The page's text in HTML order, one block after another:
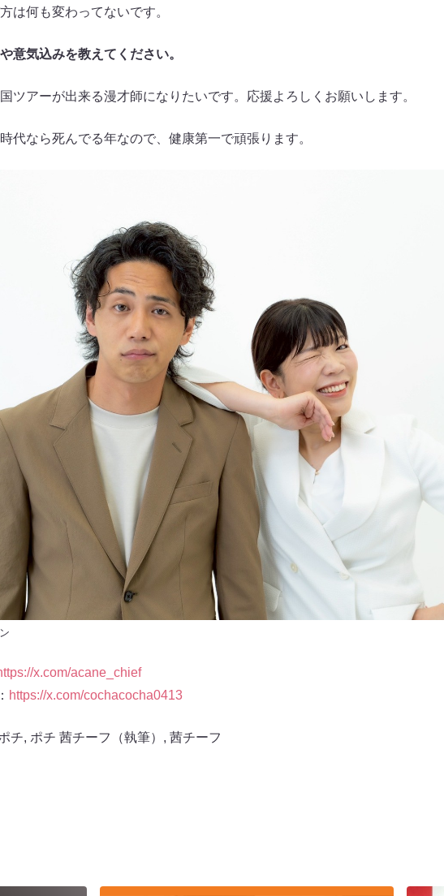
は何も変わってないです。
気込みを教えてください。
ツアーが出来る漫才師になりたいです。応援よろしくお願いします。
代なら死んでる年なので、健康第一で頑張ります。
x.com/acane_chief
https://x.com/cochacocha0413
チ, ポチ 茜チーフ（執筆） , 茜チーフ